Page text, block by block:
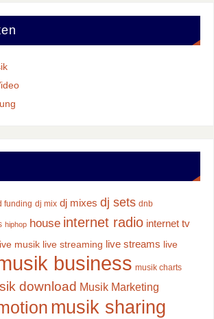
funding dj mix dj mixes dj sets dnb
hiphop house internet radio internet tv
live musik live streaming live streams live
business musik charts
download Musik Marketing
musik sharing